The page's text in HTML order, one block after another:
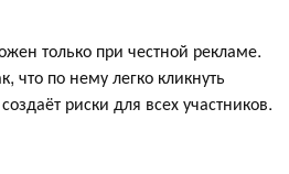
только при честной рекламе.
что по нему легко кликнуть
риски для всех участников.